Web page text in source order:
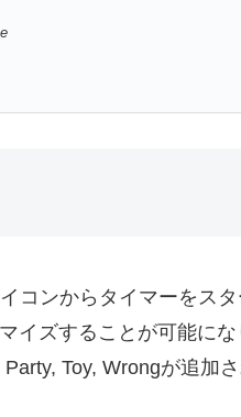
コンからタイマーをス
イズすることが可能に
Toy, Wrongが追加さ